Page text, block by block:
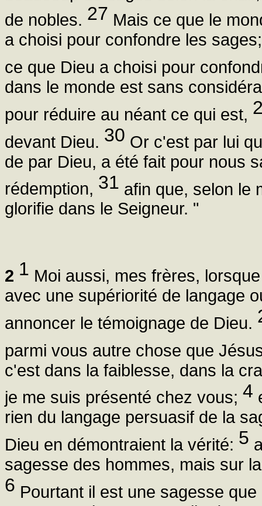
de nobles. 27 Mais ce que le
a choisi pour confondre les
ce que Dieu a choisi pour
dans le monde est sans
pour réduire au néant ce qui est,
devant Dieu. 30 Or c'est par lui
de par Dieu, a été fait pour nous
rédemption, 31 afin que, selon le
glorifie dans le Seigneur. "
2 1 Moi aussi, mes frères,
avec une supériorité de langage
annoncer le témoignage de Dieu.
parmi vous autre chose que
c'est dans la faiblesse, dans la
je me suis présenté chez vous; 4
rien du langage persuasif de la
Dieu en démontraient la vérité: 5
sagesse des hommes, mais sur
6 Pourtant il est une sagesse